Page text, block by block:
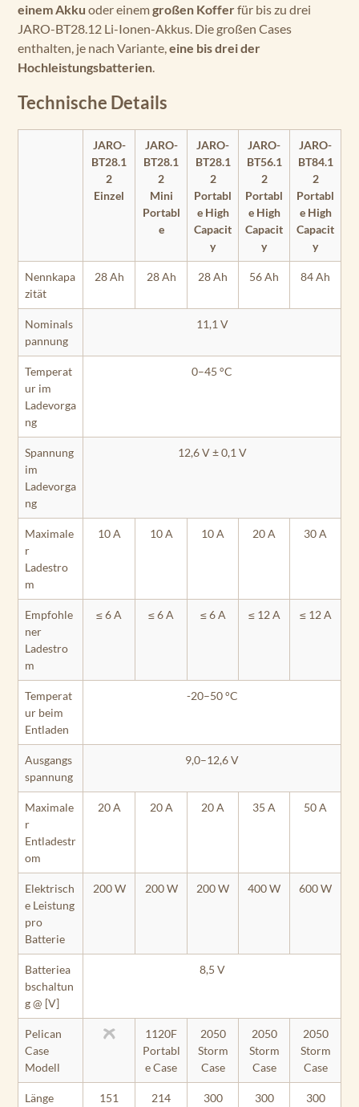
einem Akku oder einemgroßen Kofferfür bis zu drei
JARO-BT28.12 Li-Ionen-Akkus. Die großen Cases
enthalten, je nach Variante,eine bis drei der
Hochleistungsbatterien.
Technische Details
JARO-
BT28.1
2
Einzel
JARO-
BT28.1
2
Mini
Portabl
e
JARO-
BT28.1
2
Portabl
e High
Capacit
y
JARO-
BT56.1
2
Portabl
e High
Capacit
y
JARO-
BT84.1
2
Portabl
e High
Capacit
y
Nennkapa
zität
28 Ah 28 Ah 28 Ah 56 Ah 84 Ah
Nominals
pannung
11,1 V
Temperat
ur im
Ladevorga
ng
0–45 °C
Spannung
im
Ladevorga
ng
12,6 V ± 0,1 V
Maximale
r
Ladestro
m
10 A 10 A 10 A 20 A 30 A
Empfohle
ner
Ladestro
m
≤ 6 A ≤ 6 A ≤ 6 A ≤ 12 A ≤ 12 A
Temperat
ur beim
Entladen
-20–50 °C
Ausgangs
spannung
9,0–12,6 V
Maximale
r
Entladestr
om
20 A 20 A 20 A 35 A 50 A
Elektrisch
e Leistung
pro
Batterie
200 W 200 W 200 W 400 W 600 W
Batteriea
bschaltun
g @ [V]
8,5 V
Pelican
Case
Modell
1120F
Portabl
e Case
2050
Storm
Case
2050
Storm
Case
2050
Storm
Case
Länge
151
214
300
300
300